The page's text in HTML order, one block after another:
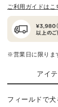
ご利用ガイドはこ
※営業日に限りま
アイ
フィールドで犬